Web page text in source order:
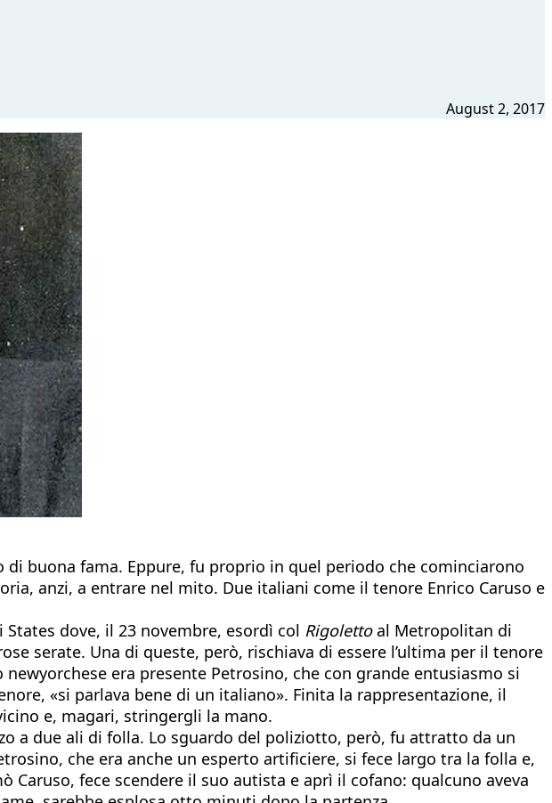
August 2, 2017
buona fama. Eppure, fu proprio in quel periodo che cominciarono
anzi, a entrare nel mito. Due italiani come il tenore Enrico Caruso e
dove, il 23 novembre, esordì col Rigolettoal Metropolitan di
serate. Una di queste, però, rischiava di essere l’ultima per il tenore
era presente Petrosino, che con grande entusiasmo si
«si parlava bene di un italiano». Finita la rappresentazione, il
e, magari, stringergli la mano.
a due ali di folla. Lo sguardo del poliziotto, però, fu attratto da un
che era anche un esperto artificiere, si fece largo tra la folla e,
fece scendere il suo autista e aprì il cofano: qualcuno aveva